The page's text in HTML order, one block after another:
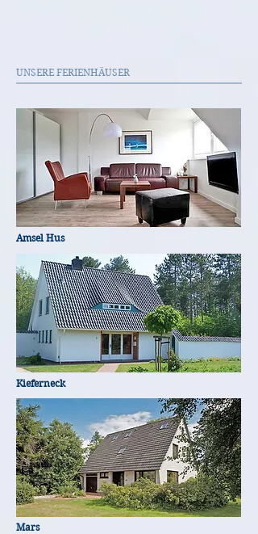
UNSERE FERIENHÄUSER
Amsel Hus
Kieferneck
Mars